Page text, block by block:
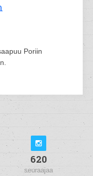
Poriin
620
seuraajaa